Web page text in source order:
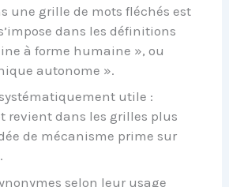
une grille de mots fléchés est
dans les définitions
à forme humaine », ou
autonome ».
utile :
revient dans les grilles plus
de mécanisme prime sur
selon leur usage